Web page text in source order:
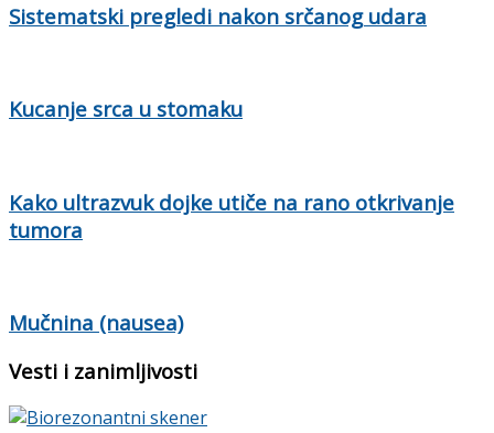
Sistematski pregledi nakon srčanog udara
Kucanje srca u stomaku
Kako ultrazvuk dojke utiče na rano otkrivanje
tumora
Mučnina (nausea)
Vesti i zanimljivosti